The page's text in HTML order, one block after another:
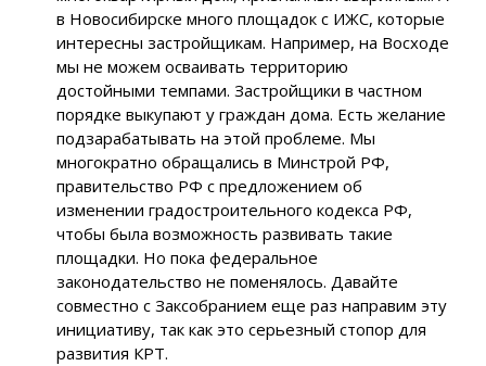
в Новосибирске много площадок с ИЖС, которые
интересны застройщикам. Например, на Восходе
мы не можем осваивать территорию
достойными темпами. Застройщики в частном
порядке выкупают у граждан дома. Есть желание
подзарабатывать на этой проблеме. Мы
многократно обращались в Минстрой РФ,
правительство РФ с предложением об
изменении градостроительного кодекса РФ,
чтобы была возможность развивать такие
площадки. Но пока федеральное
законодательство не поменялось. Давайте
совместно с Заксобранием еще раз направим эту
инициативу, так как это серьезный стопор для
развития КРТ.